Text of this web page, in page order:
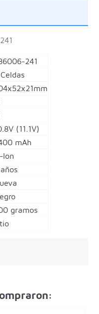
241
(11.1V)
mAh
Ion
gramos